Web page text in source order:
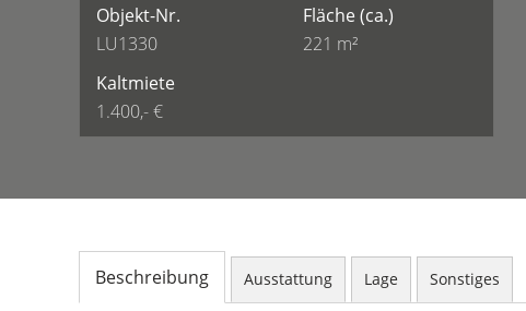
Objekt-Nr.
LU1330
Fläche(ca.)
221 m²
Kaltmiete
1.400,- €
Beschreibung Ausstattung Lage Sonstiges